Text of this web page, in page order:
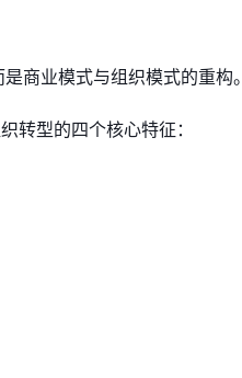
商业模式与组织模式的重构
转型的四个核心特征：